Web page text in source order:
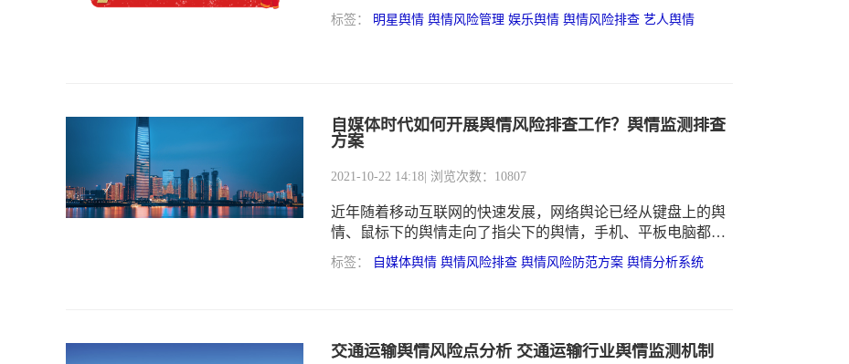
“除名”，相关监管部门对其作品、商业代言同样采取“零容忍”
的严厉态度——下架、停机、撤档。艺人塌房频发暴露出娱乐
标签： 明星舆情 舆情风险管理 娱乐舆情 舆情风险排查 艺人舆情
自媒体时代如何开展舆情风险排查工作？舆情监测排查
方案
2021-10-22 14:18 | 浏览次数：10807
近年随着移动互联网的快速发展，网络舆论已经从键盘上的舆
情、鼠标下的舆情走向了指尖下的舆情，手机、平板电脑都以
成为网络舆论的发源地，网络舆情体量快速增大，网络舆情态
势日趋复杂，网络舆情诉求更加多元。
标签： 自媒体舆情 舆情风险排查 舆情风险防范方案 舆情分析系统
交通运输舆情风险点分析 交通运输行业舆情监测机制